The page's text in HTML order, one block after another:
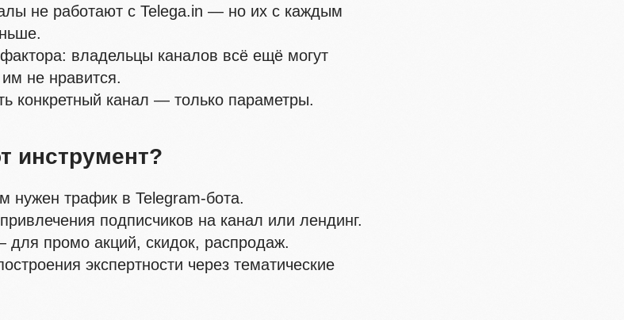
не работают с Telega.in — но их с каждым
владельцы каналов всё ещё могут
не нравится.
конкретный канал — только параметры.
инструмент?
нужен трафик в Telegram-бота.
подписчиков на канал или лендинг.
промо акций, скидок, распродаж.
экспертности через тематические